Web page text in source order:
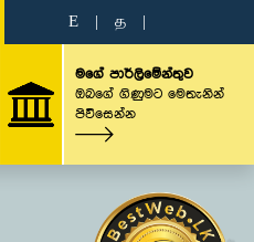
E த
මගේ පාර්ලිමේන්තුව
ඔබගේ ගිණුමට මෙතැනින්
පිවිසෙන්න